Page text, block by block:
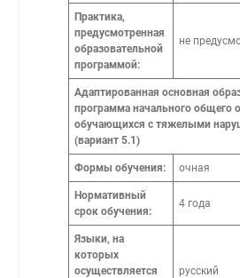
Практика,
предусмотренная
образовательной
программой:
не
Адаптированная основная
программа начального общего
обучающихся с тяжелыми
(вариант 5.1)
Формы обучения: очная
Нормативный
срок обучения:
4 года
Языки, на
которых
осуществляется
русский